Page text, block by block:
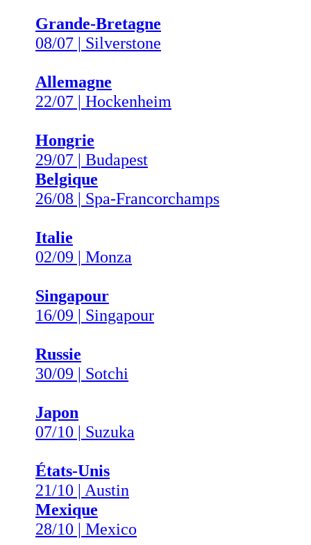
Grande-Bretagne
08/07 | Silverstone
Allemagne
22/07 | Hockenheim
Hongrie
29/07 | Budapest
Belgique
26/08 | Spa-Francorchamps
Italie
02/09 | Monza
Singapour
16/09 | Singapour
Russie
30/09 | Sotchi
Japon
07/10 | Suzuka
États-Unis
21/10 | Austin
Mexique
28/10 | Mexico